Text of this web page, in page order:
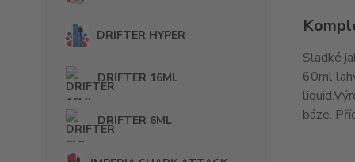
DRIFTER HYPER
DRIFTER 16ML
DRIFTER 6ML
Sladké
60ml
báze.